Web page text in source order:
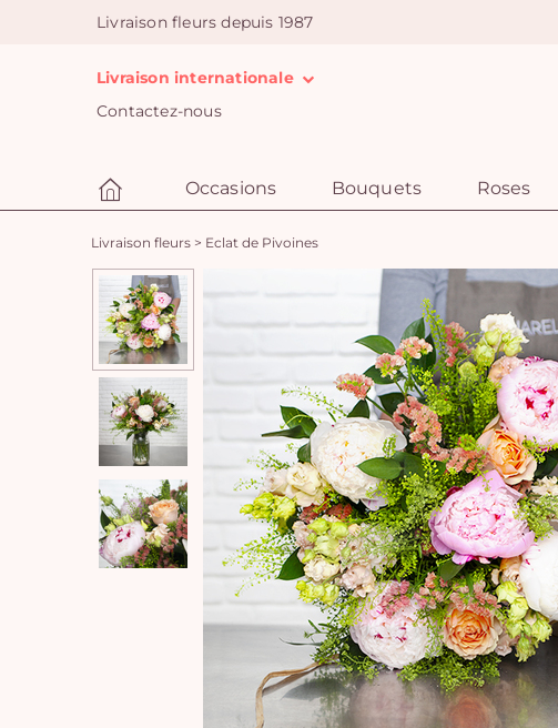
Livraison fleurs depuis 1987
Livraison internationale
Contactez-nous
Occasions Bouquets Roses
Livraison fleurs > Eclat de Pivoines